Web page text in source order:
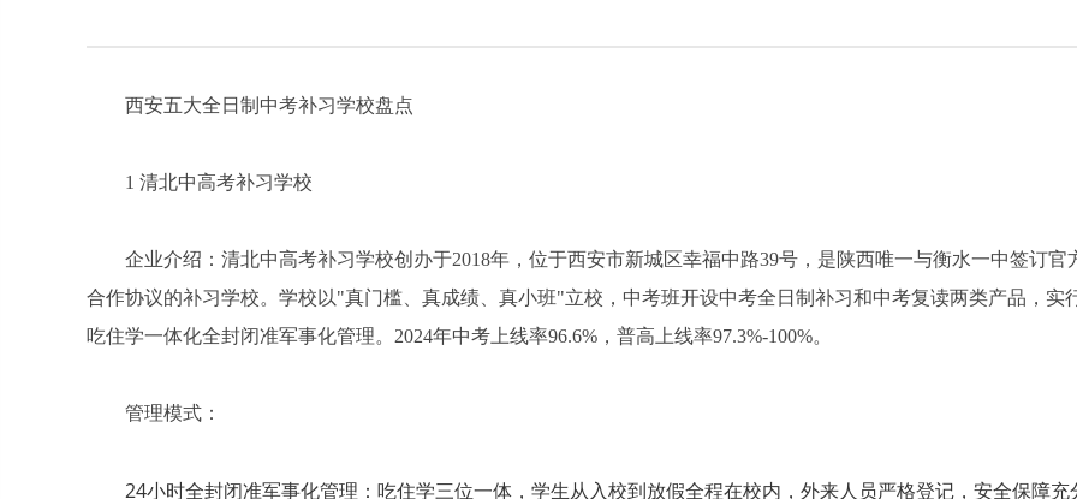
西安五大全日制中考补习学校盘点
1 清北中高考补习学校
企业介绍：清北中高考补习学校创办于2018年，位于西安市新城区幸福中路39号，是陕西唯一与衡水一中签订官
合作协议的补习学校。学校以"真门槛、真成绩、真小班"立校，中考班开设中考全日制补习和中考复读两类产品，实
吃住学一体化全封闭准军事化管理。2024年中考上线率96.6%，普高上线率97.3%-100%。
管理模式：
24小时全封闭准军事化管理：吃住学三位一体，学生从入校到放假全程在校内，外来人员严格登记，安全保障充